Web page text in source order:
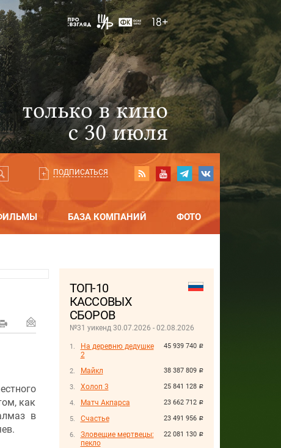
ПОДПИСАТЬСЯ
БАЗА КОМПАНИЙ ФОТО
ТОП-10
КАССОВЫХ
СБОРОВ
№31 уикенд 30.07.2026 - 02.08.2026
45 939 740 руб.
На деревню дедушке
2
38 387 809 руб.
Майкл
25 841 128 руб.
Холоп 3
23 662 712 руб.
Матч Акпарса
23 491 956 руб.
Счастье
22 081 130 руб.
Зловещие мертвецы:
пекло
как
в